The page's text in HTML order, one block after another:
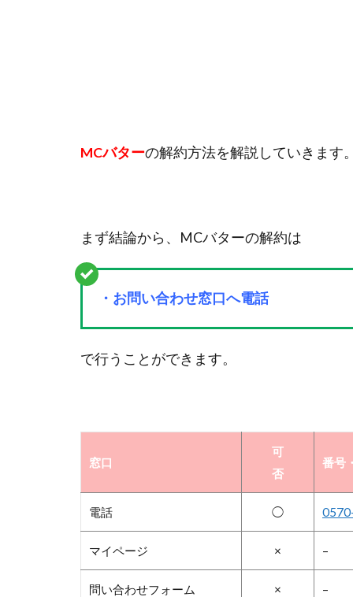
MCバターの解約方法を解説していきます。
まず結論から、MCバターの解約は
・お問い合わせ窓口へ電話
で行うことができます。
窓口
可
否
番号
電話 ◯
マイページ × –
問い合わせフォーム × –